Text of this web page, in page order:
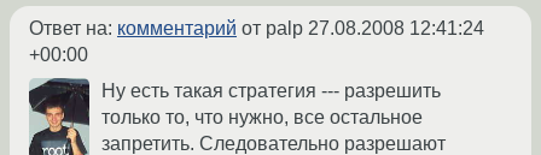
Ответ на: комментарий от palp 27.08.2008 12:41:24
+00:00
Ну есть такая стратегия --- разрешить
только то, что нужно, все остальное
запретить. Следовательно разрешают